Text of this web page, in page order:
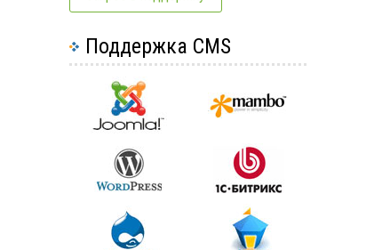
Поддержка CMS